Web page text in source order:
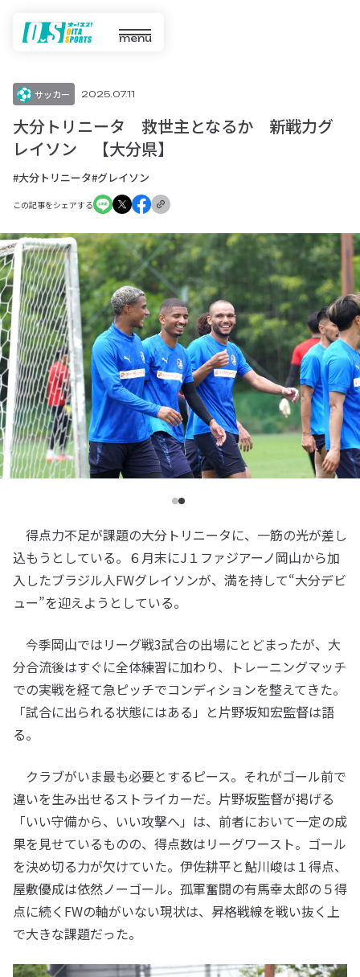
menu
サッカー 2025.07.11
大分トリニータ 救世主となるか 新戦力グ
レイソン 【大分県】
#大分トリニータ#グレイソン
この記事をシェアする
得点力不足が課題の大分トリニータに、一筋の光が差し
込もうとしている。６月末にJ１ファジアーノ岡山から加
入したブラジル人FWグレイソンが、満を持して“大分デビ
ュー”を迎えようとしている。
今季岡山ではリーグ戦3試合の出場にとどまったが、大
分合流後はすぐに全体練習に加わり、トレーニングマッチ
での実戦を経て急ピッチでコンディションを整えてきた。
「試合に出られる状態にはある」と片野坂知宏監督は語
る。
クラブがいま最も必要とするピース。それがゴール前で
違いを生み出せるストライカーだ。片野坂監督が掲げる
「いい守備から、いい攻撃へ」は、前者において一定の成
果を見せているものの、得点数はリーグワースト。ゴール
を決め切る力が欠けていた。伊佐耕平と鮎川峻は１得点、
屋敷優成は依然ノーゴール。孤軍奮闘の有馬幸太郎の５得
点に続くFWの軸がいない現状は、昇格戦線を戦い抜く上
で大きな課題だった。